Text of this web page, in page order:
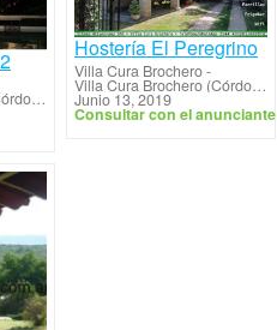
Villa Cura Brochero (Córdoba)
Hostería El Peregrino
Villa Cura Brochero-
Villa Cura Brochero (Córdoba)
Junio 13, 2019
Consultar con el anunciante